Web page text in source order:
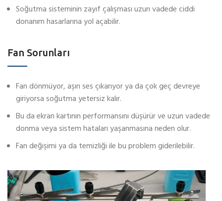
Soğutma sisteminin zayıf çalışması uzun vadede ciddi
donanım hasarlarına yol açabilir.
Fan Sorunları
Fan dönmüyor, aşırı ses çıkarıyor ya da çok geç devreye
giriyorsa soğutma yetersiz kalır.
Bu da ekran kartının performansını düşürür ve uzun vadede
donma veya sistem hataları yaşanmasına neden olur.
Fan değişimi ya da temizliği ile bu problem giderilebilir.